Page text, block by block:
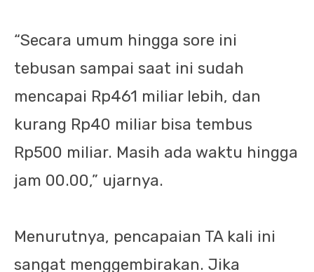
“Secara umum hingga sore ini
tebusan sampai saat ini sudah
mencapai Rp461 miliar lebih, dan
kurang Rp40 miliar bisa tembus
Rp500 miliar. Masih ada waktu hingga
jam 00.00,” ujarnya.
Menurutnya, pencapaian TA kali ini
sangat menggembirakan. Jika